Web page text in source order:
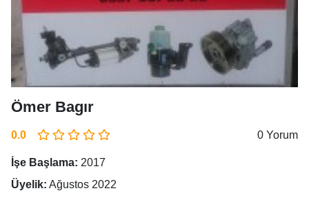
Ömer Bagır
0.0 0 Yorum
İşe Başlama: 2017
Üyelik: Ağustos 2022